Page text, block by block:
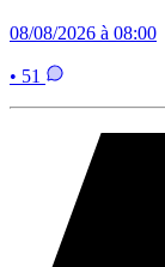
08/08/2026 à 08:00
• 51